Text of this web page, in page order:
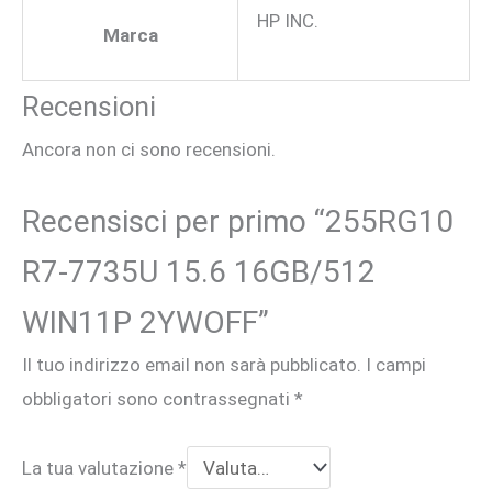
Marca
HP INC.
Recensioni
Ancora non ci sono recensioni.
Recensisci per primo “255RG10
R7-7735U 15.6 16GB/512
WIN11P 2YWOFF”
Il tuo indirizzo email non sarà pubblicato. I campi
obbligatori sono contrassegnati *
La tua valutazione *